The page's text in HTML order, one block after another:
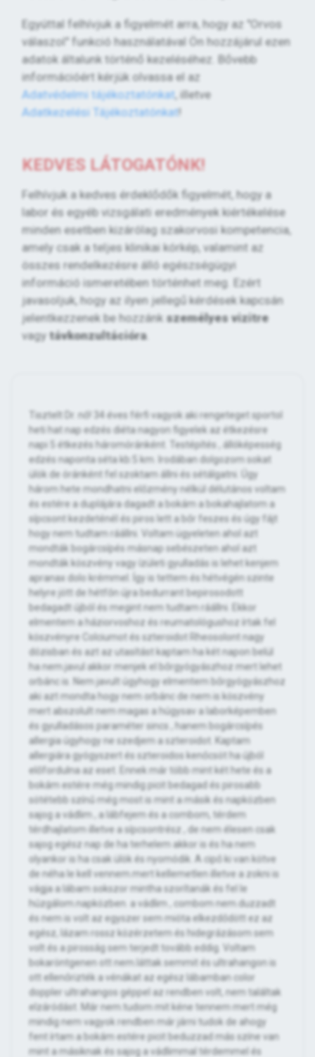
Egyúttal felhívjuk a figyelmét arra, hogy az "Orvos
válaszol" funkció használatával Ön hozzájárul ezen
adatok általunk történő kezeléséhez. Bővebb
információért kérjük olvassa el az
Adatvédelmi tájékoztatónkat, illetve
Adatkezelési Tájékoztatónkat!
KEDVES LÁTOGATÓNK!
Felhívjuk a kedves érdeklődők figyelmét, hogy a
labor és egyéb vizsgálati eredmények kiértékelése
minden esetben kizárólag szakorvosi kompetencia,
amely csak a teljes klinikai kórkép, valamint az
összes rendelkezésre álló egészségügyi
információ ismeretében történhet meg. Ezért
javasoljuk, hogy az ilyen jellegű kérdések kapcsán
jelentkezzenek be hozzánk személyes vizitre
vagy távkonzultációra.
Tisztelt Dr. nő! 34 éves férfi vagyok aki rengeteget sportol
heti hat nap edzés diéta nagyon figyelek az étkezésre
napi 5 étkezés háromóránként. Testépítés , állóképesség
edzés naponta séta kb:5 km. Irodában dolgozom sokat
ülök de óránként fel szoktam állni és sétálgatni. Úgy
három hete mondhatni előzmény nélkül délutános voltam
és estére a duplájára dagadt a bokám a bokahajlatom a
sípcsont kezdeténél és piros lett a bőr feszes és úgy fájt
hogy nem tudtam ráállni. Voltam ügyeleten ahol azt
mondták bogárcsípés másnap sebészeten ahol azt
mondták köszvény vagy ízületi gyulladás is lehet kenjem
apranax dolo krémmel. Így is tettem és hétvégén szinte
helyre jött de hétfőn újra bedurrant bepirosodott
bedagadt újból és megint nem tudtam ráállni. Ekkor
elmentem a háziorvoshoz és reumatológushoz írtak fel
köszvényre Colciumot és szteroidot Rheosolont nagy
dózisban és azt az utasítást kaptam ha két napon belül
ha nem.javul akkor menjek el bőrgyógyászhoz mert lehet
orbánc is. Nem javult úgyhogy elmentem bőrgyógyászhoz
aki azt mondta hogy nem orbánc de nem is köszvény
mert abszolult nem magas a húgysav a laborképemben
és gyulladásos paraméter sincs , hanem bogárcsípés
allergia úgyhogy ne szedjem a szteroidot. Kaptam
allergiára gyógyszert és szteroidos kenőcsöt ha újból
előfordulna az eset. Ennek már több mint két hete és a
bokám estére még mindig picit bedagad és pirosabb
sötétebb színű még most is mint a másik és napközben
sajog a vádlim , a lábfejem és a combom, térdem
térdhajlatom illetve a sípcsontrész , de nem élesen csak
sajog egész nap de ha terhelem akkor is és ha nem
olyankor is ha csak ülök és nyomódik. A cipő ki van kötve
de néha le kell vennem.mert kellemetlen illetve a zokni is
vágja a lábam sokszor mintha szorítanák és fel le
húzgálom.napközben. a vádlim , combom nem.duzzadt
és nem is volt az egyszer sem mióta elkezdődött ez az
egész, lázam rossz közérzetem és hidegrázásom sem
volt és a pirosság sem terjedt tovább eddig. Voltam
bokaröntgenen ott nem.láttak semmit és ultrahangon is
ott ellenőrizték a vénákat az egész lábamban color
doppler ultrahangos géppel az rendben volt, nem találtak
elzáródást. Már nem.tudom mit kéne tennem mert még
mindig nem vagyok rendben már járni tudok de ahogy
fent írtam a bokám estére picit beduzzad más színe van
mint a másiknak és sajog a vádlimmal térdemmel és